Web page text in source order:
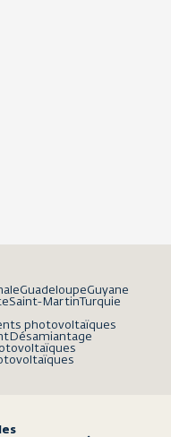
GuadeloupeGuyane
Saint-Martin Turquie
photovoltaïques
Désamiantage